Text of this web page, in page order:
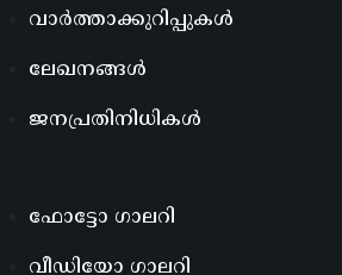
വാർത്താക്കുറിപ്പുകൾ
ലേഖനങ്ങൾ
ജനപ്രതിനിധികൾ
ഫോട്ടോ ഗാലറി
വീഡിയോ ഗാലറി